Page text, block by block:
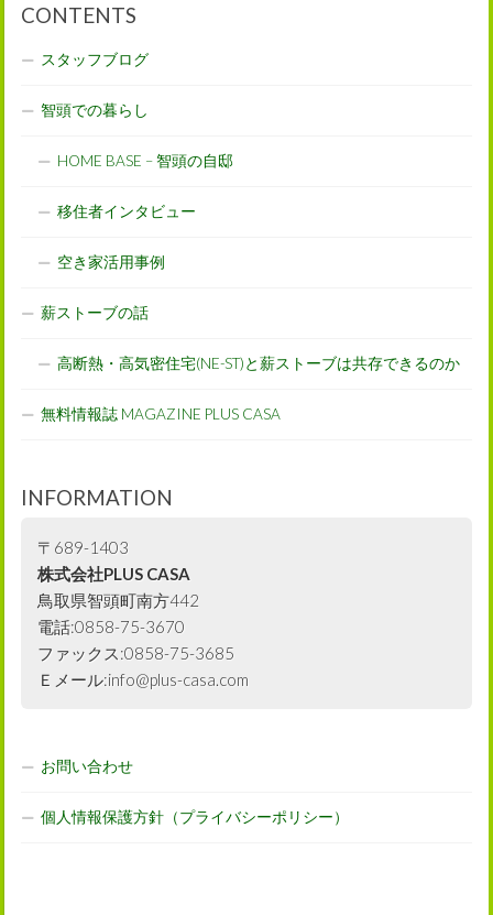
CONTENTS
スタッフブログ
智頭での暮らし
HOME BASE – 智頭の自邸
移住者インタビュー
空き家活用事例
薪ストーブの話
高断熱・高気密住宅(NE-ST)と薪ストーブは共存できるのか
無料情報誌 MAGAZINE PLUS CASA
INFORMATION
〒689-1403
株式会社PLUS CASA
鳥取県智頭町南方442
電話:0858-75-3670
ファックス:0858-75-3685
Ｅメール:info@plus-casa.com
お問い合わせ
個人情報保護方針（プライバシーポリシー）